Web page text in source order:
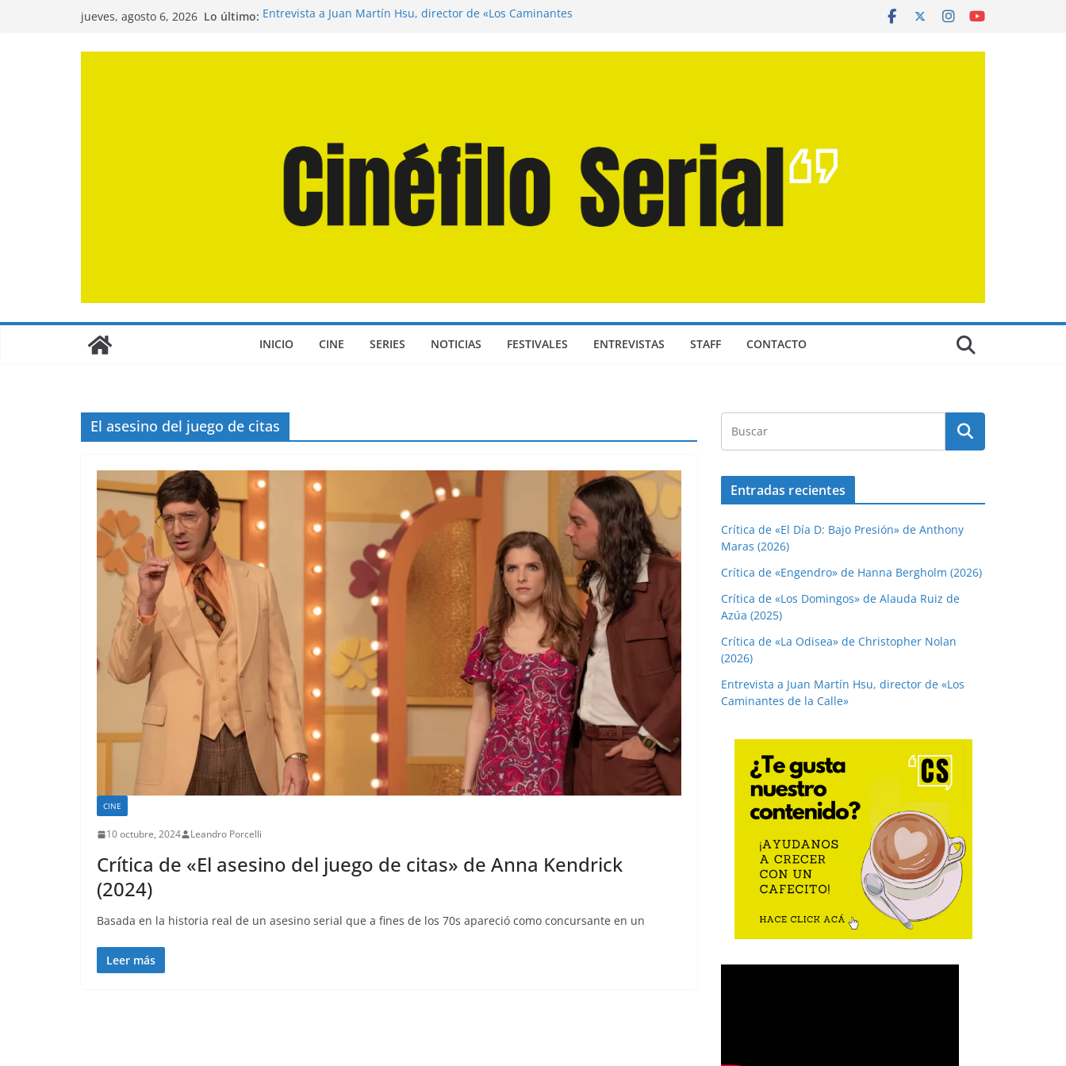
jueves, agosto 6, 2026 Lo último: Entrevista a Juan Martín Hsu, director de «Los Caminantes
INICIO CINE SERIES NOTICIAS FESTIVALES ENTREVISTAS STAFF CONTACTO
El asesino del juego de citas
CINE
10 octubre, 2024 Leandro Porcelli
Crítica de «El asesino del juego de citas» de Anna Kendrick
(2024)
Basada en la historia real de un asesino serial que a fines de los 70s apareció como concursante en un
Leer más
Entradas recientes
Crítica de «El Día D: Bajo Presión» de Anthony
Maras (2026)
Crítica de «Engendro» de Hanna Bergholm (2026)
Crítica de «Los Domingos» de Alauda Ruiz de
Azúa (2025)
Crítica de «La Odisea» de Christopher Nolan
(2026)
Entrevista a Juan Martín Hsu, director de «Los
Caminantes de la Calle»